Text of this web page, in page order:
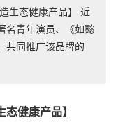
生态健康产品】 近
名青年演员、《如懿
共同推广该品牌的
健康产品】